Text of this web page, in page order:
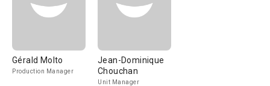
Gérald Molto
Production Manager
Jean-Dominique
Chouchan
Unit Manager